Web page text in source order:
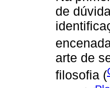
de
arte de
filosofia (